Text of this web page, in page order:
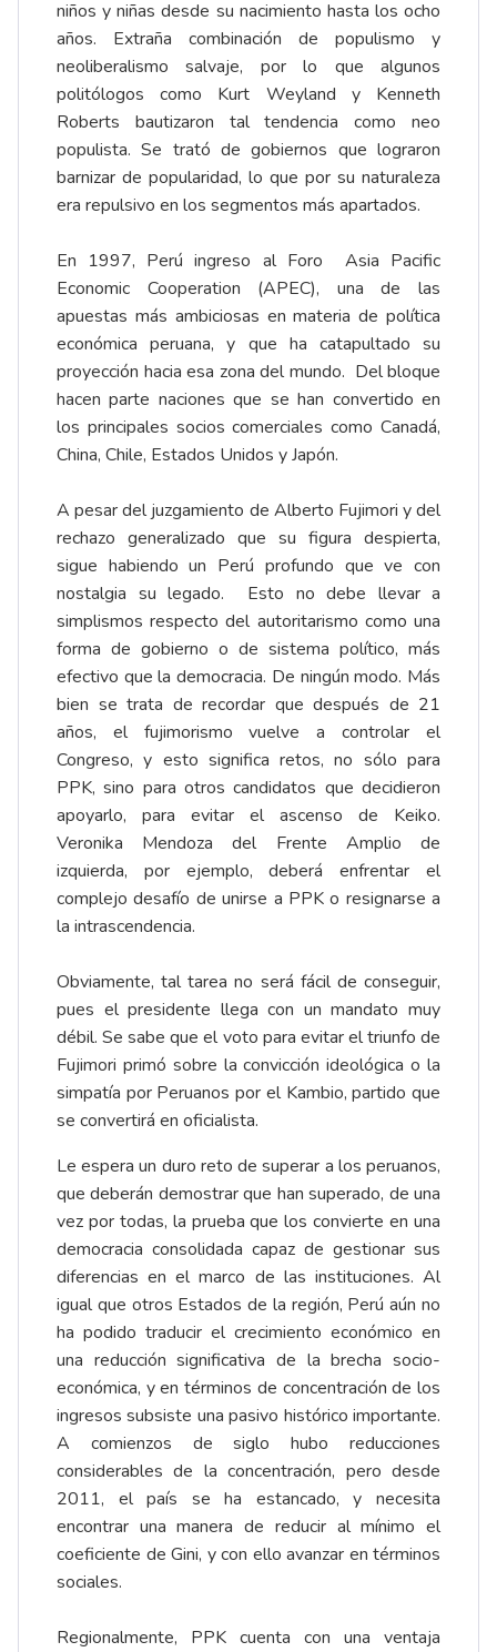
niños y niñas desde su nacimiento hasta los ocho
años. Extraña combinación de populismo y
neoliberalismo salvaje, por lo que algunos
politólogos como Kurt Weyland y Kenneth
Roberts bautizaron tal tendencia como neo
populista. Se trató de gobiernos que lograron
barnizar de popularidad, lo que por su naturaleza
era repulsivo en los segmentos más apartados.
En 1997, Perú ingreso al Foro Asia Pacific
Economic Cooperation (APEC), una de las
apuestas más ambiciosas en materia de política
económica peruana, y que ha catapultado su
proyección hacia esa zona del mundo. Del bloque
hacen parte naciones que se han convertido en
los principales socios comerciales como Canadá,
China, Chile, Estados Unidos y Japón.
A pesar del juzgamiento de Alberto Fujimori y del
rechazo generalizado que su figura despierta,
sigue habiendo un Perú profundo que ve con
nostalgia su legado. Esto no debe llevar a
simplismos respecto del autoritarismo como una
forma de gobierno o de sistema político, más
efectivo que la democracia. De ningún modo. Más
bien se trata de recordar que después de 21
años, el fujimorismo vuelve a controlar el
Congreso, y esto significa retos, no sólo para
PPK, sino para otros candidatos que decidieron
apoyarlo, para evitar el ascenso de Keiko.
Veronika Mendoza del Frente Amplio de
izquierda, por ejemplo, deberá enfrentar el
complejo desafío de unirse a PPK o resignarse a
la intrascendencia.
Obviamente, tal tarea no será fácil de conseguir,
pues el presidente llega con un mandato muy
débil. Se sabe que el voto para evitar el triunfo de
Fujimori primó sobre la convicción ideológica o la
simpatía por Peruanos por el Kambio, partido que
se convertirá en oficialista.
Le espera un duro reto de superar a los peruanos,
que deberán demostrar que han superado, de una
vez por todas, la prueba que los convierte en una
democracia consolidada capaz de gestionar sus
diferencias en el marco de las instituciones. Al
igual que otros Estados de la región, Perú aún no
ha podido traducir el crecimiento económico en
una reducción significativa de la brecha socio-
económica, y en términos de concentración de los
ingresos subsiste una pasivo histórico importante.
A comienzos de siglo hubo reducciones
considerables de la concentración, pero desde
2011, el país se ha estancado, y necesita
encontrar una manera de reducir al mínimo el
coeficiente de Gini, y con ello avanzar en términos
sociales.
Regionalmente, PPK cuenta con una ventaja